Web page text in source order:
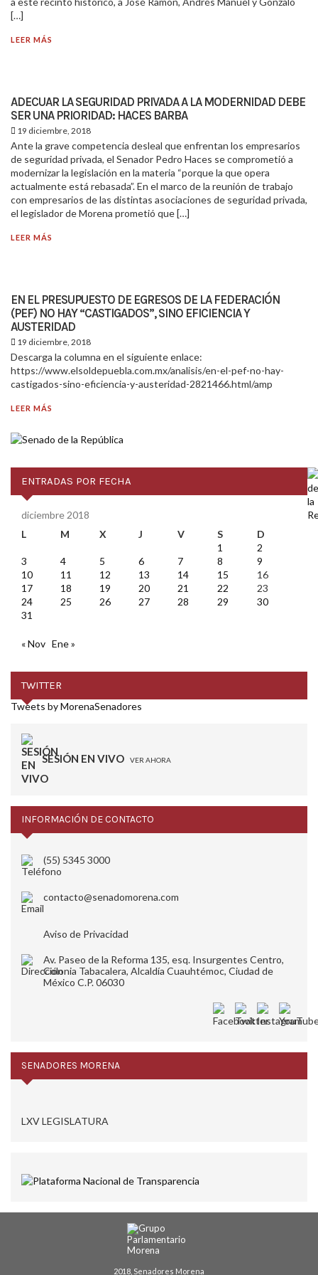
[…]
LEER MÁS
ADECUAR LA SEGURIDAD PRIVADA A LA MODERNIDAD DEBE
SER UNA PRIORIDAD: HACES BARBA
19 diciembre, 2018
Ante la grave competencia desleal que enfrentan los empresarios
de seguridad privada, el Senador Pedro Haces se comprometió a
modernizar la legislación en la materia “porque la que opera
actualmente está rebasada”. En el marco de la reunión de trabajo
con empresarios de las distintas asociaciones de seguridad privada,
el legislador de Morena prometió que […]
LEER MÁS
EN EL PRESUPUESTO DE EGRESOS DE LA FEDERACIÓN
(PEF) NO HAY “CASTIGADOS”, SINO EFICIENCIA Y
AUSTERIDAD
19 diciembre, 2018
Descarga la columna en el siguiente enlace:
https://www.elsoldepuebla.com.mx/analisis/en-el-pef-no-hay-
castigados-sino-eficiencia-y-austeridad-2821466.html/amp
LEER MÁS
ENTRADAS POR FECHA
diciembre 2018
L
M X J V S
D
1
2
3
4 5 6 7 8
9
10
11 12 13 14 15
16
17
18 19 20 21 22
23
24
25 26 27 28 29
30
31
« Nov Ene »
TWITTER
Tweets by MorenaSenadores
SESIÓN EN VIVO VER AHORA
INFORMACIÓN DE CONTACTO
(55) 5345 3000
contacto@senadomorena.com
Aviso de Privacidad
Av. Paseo de la Reforma 135, esq. Insurgentes Centro,
Colonia Tabacalera, Alcaldía Cuauhtémoc, Ciudad de
México C.P. 06030
SENADORES MORENA
LXV LEGISLATURA
2018, Senadores Morena